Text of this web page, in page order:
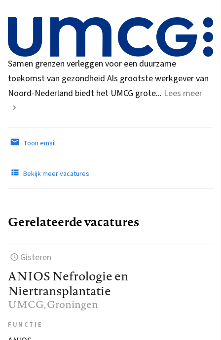
Samen grenzen verleggen voor een duurzame
toekomst van gezondheid Als grootste werkgever van
Noord-Nederland biedt het UMCG grote... Lees meer
Toon email
Bekijk meer vacatures
Gerelateerde vacatures
Gisteren
ANIOS Nefrologie en
Niertransplantatie
UMCG, Groningen
FUNCTIE